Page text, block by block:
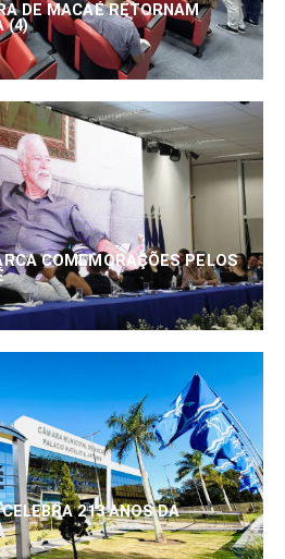
DE MACAÉ RETORNAM
(4)
COMEMORAÇÕES PELOS
213 ANOS DA